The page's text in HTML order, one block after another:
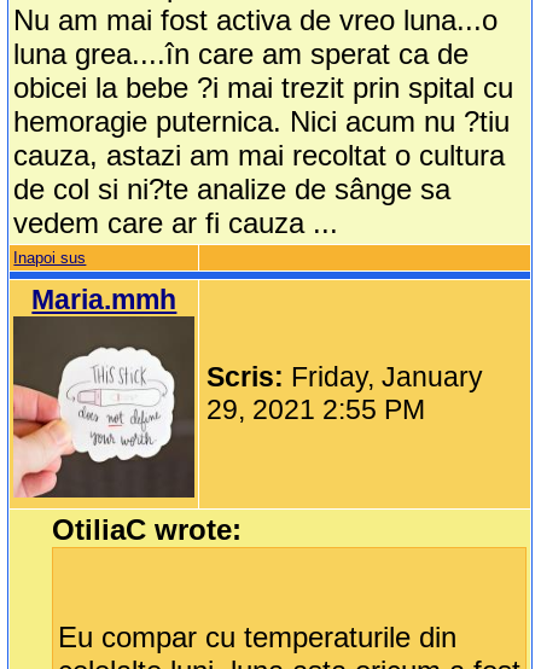
Nu am mai fost activa de vreo luna...o
luna grea....în care am sperat ca de
obicei la bebe ?i mai trezit prin spital cu
hemoragie puternica. Nici acum nu ?tiu
cauza, astazi am mai recoltat o cultura
de col si ni?te analize de sânge sa
vedem care ar fi cauza ...
Inapoi sus
Maria.mmh
Scris: Friday, January
29, 2021 2:55 PM
OtiliaC wrote:
Eu compar cu temperaturile din